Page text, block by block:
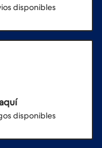
disponibles
disponibles